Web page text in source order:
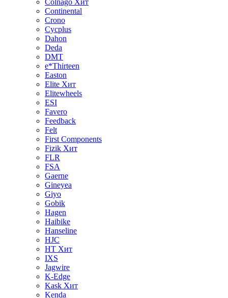
Colnago Хит
Continental
Crono
Cycplus
Dahon
Deda
DMT
e*Thirteen
Easton
Elite Хит
Elitewheels
ESI
Favero
Feedback
Felt
First Components
Fizik Хит
FLR
FSA
Gaerne
Gineyea
Giyo
Gobik
Hagen
Haibike
Hanseline
HJC
HT Хит
IXS
Jagwire
K-Edge
Kask Хит
Kenda